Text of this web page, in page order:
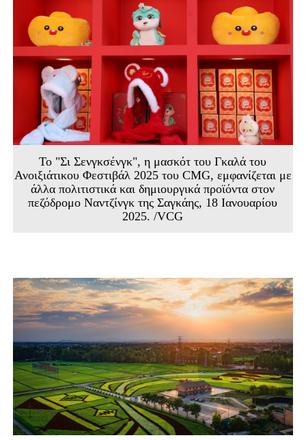
Το "Σι Σενγκσένγκ", η μασκότ του Γκαλά του
Ανοιξιάτικου Φεστιβάλ 2025 του CMG, εμφανίζεται με
άλλα πολιτιστικά και δημιουργικά προϊόντα στον
πεζόδρομο Ναντζίνγκ της Σαγκάης, 18 Ιανουαρίου
2025. /VCG